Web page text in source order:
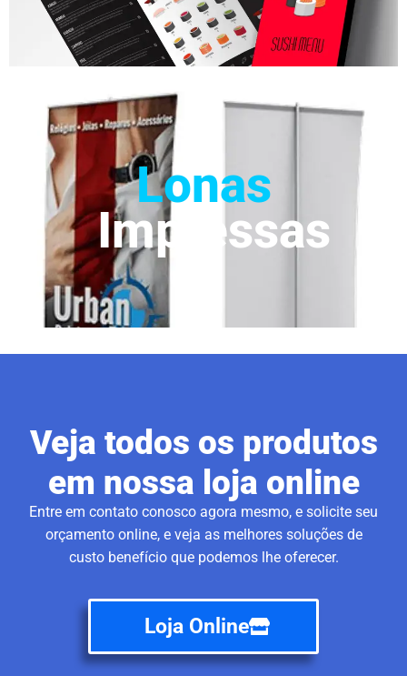
Lonas
Impressas
Veja todos os produtos
em nossa loja online
Entre em contato conosco agora mesmo, e solicite seu
orçamento online, e veja as melhores soluções de
custo benefício que podemos lhe oferecer.
Loja Online